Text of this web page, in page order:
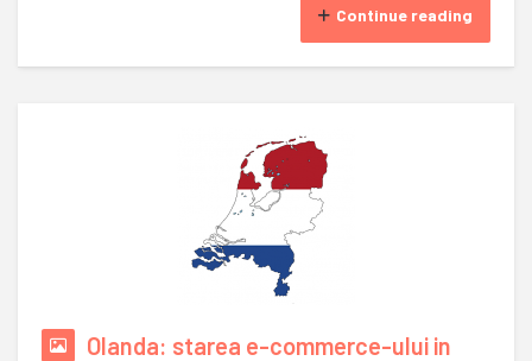
Continue reading
Olanda: starea e-commerce-ului in